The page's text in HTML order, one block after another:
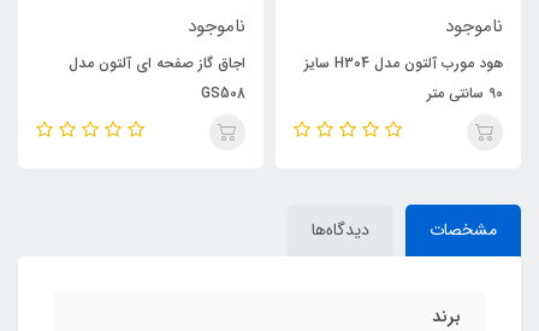
ناموجود
هود مورب آلتون مدل H304 سایز
90 سانتی متر
ناموجود
اجاق گاز صفحه ای آلتون مدل
GS508
مشخصات دیدگاه‌ها
برند